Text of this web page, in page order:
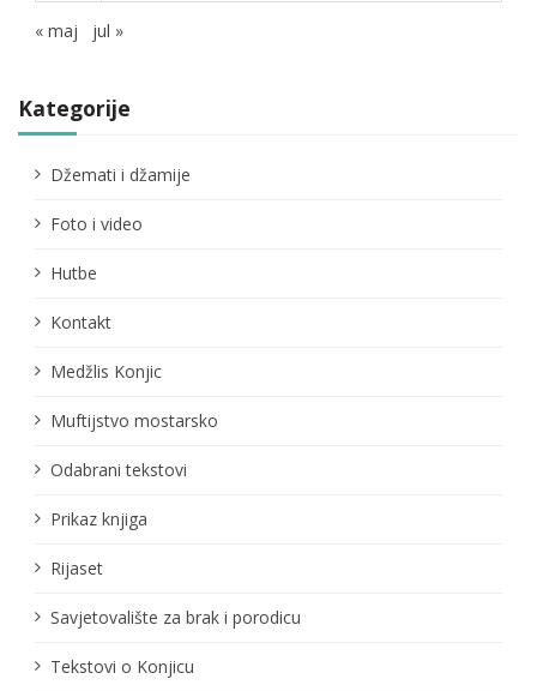
« maj jul »
Kategorije
Džemati i džamije
Foto i video
Hutbe
Kontakt
Medžlis Konjic
Muftijstvo mostarsko
Odabrani tekstovi
Prikaz knjiga
Rijaset
Savjetovalište za brak i porodicu
Tekstovi o Konjicu